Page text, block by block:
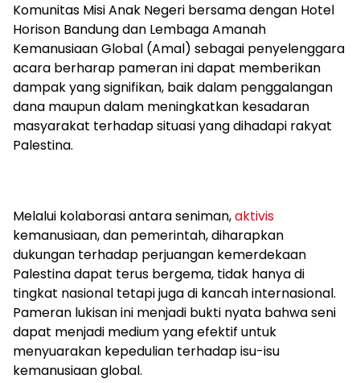
Komunitas Misi Anak Negeri bersama dengan Hotel
Horison Bandung dan Lembaga Amanah
Kemanusiaan Global (Amal) sebagai penyelenggara
acara berharap pameran ini dapat memberikan
dampak yang signifikan, baik dalam penggalangan
dana maupun dalam meningkatkan kesadaran
masyarakat terhadap situasi yang dihadapi rakyat
Palestina.
Melalui kolaborasi antara seniman,aktivis
kemanusiaan, dan pemerintah, diharapkan
dukungan terhadap perjuangan kemerdekaan
Palestina dapat terus bergema, tidak hanya di
tingkat nasional tetapi juga di kancah internasional.
Pameran lukisan ini menjadi bukti nyata bahwa seni
dapat menjadi medium yang efektif untuk
menyuarakan kepedulian terhadap isu-isu
kemanusiaan global.